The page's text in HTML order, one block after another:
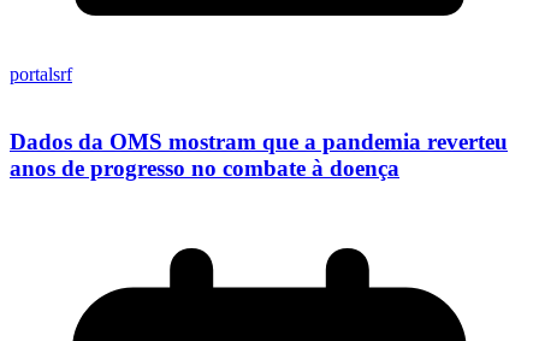
portalsrf
Dados da OMS mostram que a pandemia reverteu
anos de progresso no combate à doença